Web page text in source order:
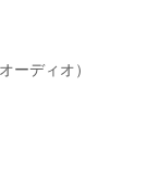
ーディオ）